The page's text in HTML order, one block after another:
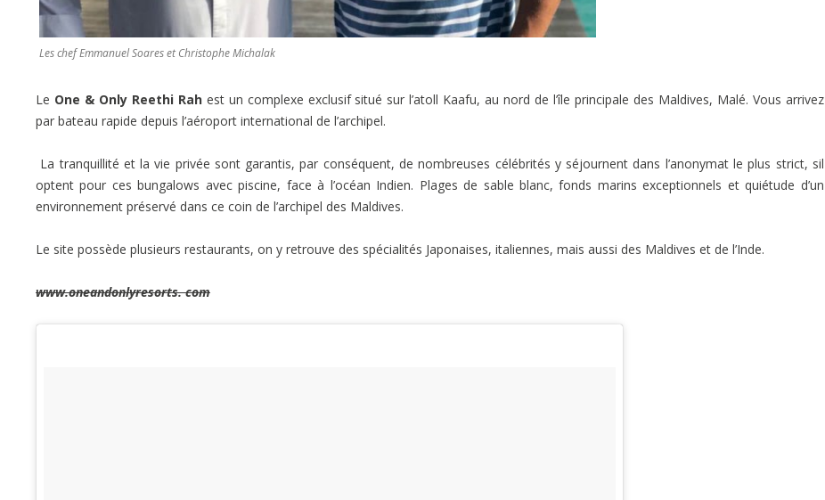
Les chef Emmanuel Soares et Christophe Michalak
Le One & Only Reethi Rahest un complexe exclusif situé sur l’atoll Kaafu, au nord de l’île principale des Maldives, Malé. Vous arrivez
par bateau rapide depuis l’aéroport international de l’archipel.
La tranquillité et la vie privée sont garantis, par conséquent, de nombreuses célébrités y séjournent dans l’anonymat le plus strict, sil
optent pour ces bungalows avec piscine, face à l’océan Indien. Plages de sable blanc, fonds marins exceptionnels et quiétude d’un
environnement préservé dans ce coin de l’archipel des Maldives.
Le site possède plusieurs restaurants, on y retrouve des spécialités Japonaises, italiennes, mais aussi des Maldives et de l’Inde.
www.oneandonlyresorts. com